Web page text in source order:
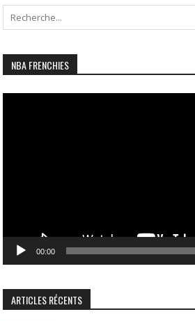
NBA FRENCHIES
00:00
ARTICLES RÉCENTS